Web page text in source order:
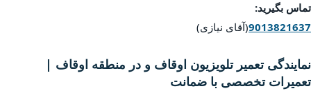
تماس بگیرید:
9013821637(آقای نیازی)
نمایندگی تعمیر تلویزیون اوقاف و در منطقه اوقاف |
تعمیرات تخصصی با ضمانت